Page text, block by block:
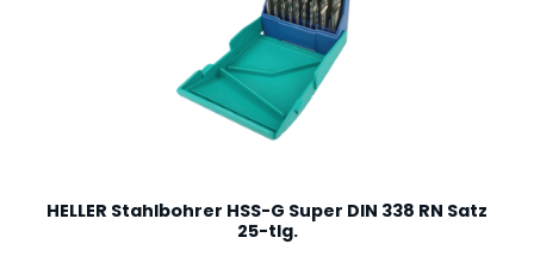
HELLER Stahlbohrer HSS-G Super DIN 338 RN Satz
25-tlg.